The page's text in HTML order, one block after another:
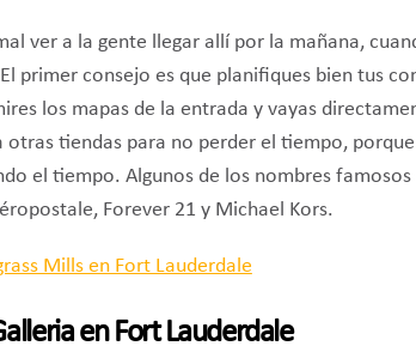
ver a la gente llegar allí por la mañana,
primer consejo es que planifiques bien tus
los mapas de la entrada y vayas
otras tiendas para no perder el tiempo,
el tiempo. Algunos de los nombres famosos
Forever 21 y Michael Kors.
en Fort Lauderdale